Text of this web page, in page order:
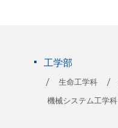
工学部
生命工学科
機械システム工学科